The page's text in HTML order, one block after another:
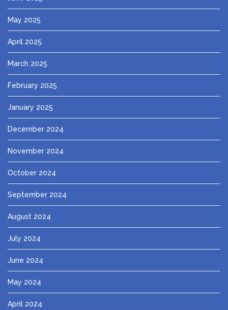
May 2025
April 2025
March 2025
February 2025
January 2025
December 2024
November 2024
October 2024
September 2024
August 2024
July 2024
June 2024
May 2024
April 2024